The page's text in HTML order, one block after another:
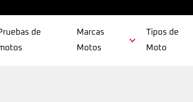
de
Marcas
Motos
Tipos de
Moto